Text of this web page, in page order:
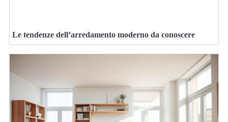
Le tendenze dell’arredamento moderno da conoscere